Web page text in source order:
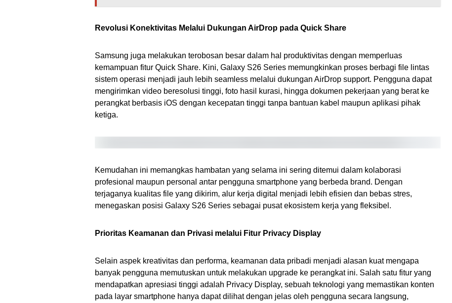
Revolusi Konektivitas Melalui Dukungan AirDrop pada Quick Share
Samsung juga melakukan terobosan besar dalam hal produktivitas dengan memperluas
kemampuan fitur Quick Share. Kini, Galaxy S26 Series memungkinkan proses berbagi file lintas
sistem operasi menjadi jauh lebih seamless melalui dukungan AirDrop support. Pengguna dapat
mengirimkan video beresolusi tinggi, foto hasil kurasi, hingga dokumen pekerjaan yang berat ke
perangkat berbasis iOS dengan kecepatan tinggi tanpa bantuan kabel maupun aplikasi pihak
ketiga.
Kemudahan ini memangkas hambatan yang selama ini sering ditemui dalam kolaborasi
profesional maupun personal antar pengguna smartphone yang berbeda brand. Dengan
terjaganya kualitas file yang dikirim, alur kerja digital menjadi lebih efisien dan bebas stres,
menegaskan posisi Galaxy S26 Series sebagai pusat ekosistem kerja yang fleksibel.
Prioritas Keamanan dan Privasi melalui Fitur Privacy Display
Selain aspek kreativitas dan performa, keamanan data pribadi menjadi alasan kuat mengapa
banyak pengguna memutuskan untuk melakukan upgrade ke perangkat ini. Salah satu fitur yang
mendapatkan apresiasi tinggi adalah Privacy Display, sebuah teknologi yang memastikan konten
pada layar smartphone hanya dapat dilihat dengan jelas oleh pengguna secara langsung,